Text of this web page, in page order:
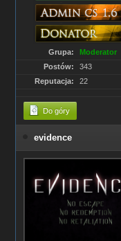
Grupa:
Moderator
Postów:
343
Reputacja:
22
Do góry
evidence